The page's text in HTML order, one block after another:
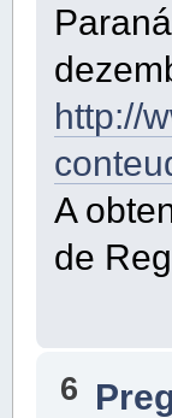
http://
A
de
6